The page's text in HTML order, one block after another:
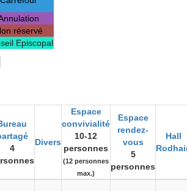
réservé
Episcopal
4
Divers
Espace
convivialité
10-12
personnes
(12 personnes
max.)
Espace
rendez-
vous
5
personnes
Hall